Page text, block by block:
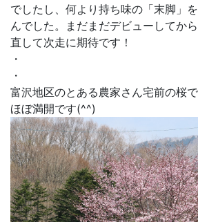
でしたし、何より持ち味の「末脚」
んでした。まだまだデビューしてか
直して次走に期待です！
・
・
富沢地区のとある農家さん宅前の桜で
ほぼ満開です(^^)